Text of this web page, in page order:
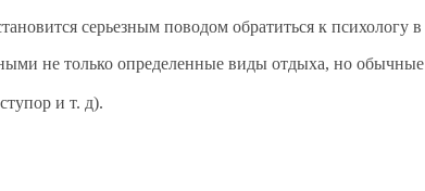
серьезным поводом обратиться к психологу
не только определенные виды отдыха, но
и т. д).